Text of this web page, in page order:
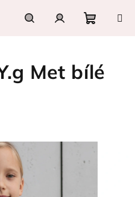
košík
Met bílé